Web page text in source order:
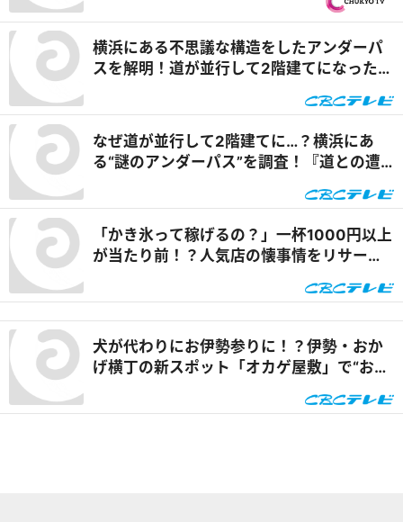
強コラボで可能性は無限大！＆「福来源」
目！ 『PS純金（ゴールド）』
横浜にある不思議な構造をしたアンダーパ
スを解明！道が並行して2階建てになったワ
なぜ道が並行して2階建てに…？横浜にあ
る“謎のアンダーパス”を調査！『道との遭
「かき氷って稼げるの？」一杯1000円以上
が当たり前！？人気店の懐事情をリサーチ
犬が代わりにお伊勢参りに！？伊勢・おか
げ横丁の新スポット「オカゲ屋敷」で“おか